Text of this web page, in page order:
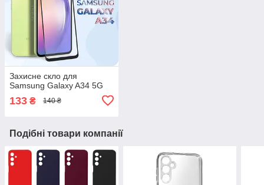
Захисне скло для
Samsung Galaxy A34 5G
133 ₴ 140 ₴
Подібні товари компанії